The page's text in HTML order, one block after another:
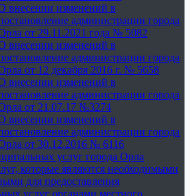
внесении изменений в
администрации города
от 29.11.2021 года № 5082
внесении изменений в
администрации города
от 12 декабря 2016 г. № 5658
внесении изменений в
администрации города
от 21.07.17 №3274
внесении изменений в
администрации города
от 30.12.2016 № 6116
услуг города Орла
которые являются необходимыми
для предоставления
услуг органами местного